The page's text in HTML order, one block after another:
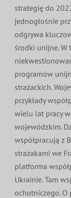
strategię do
jednogłośnie
odgrywa
środki unijne. W
programów
strażackich.
przykłady
wielu lat pracy
wojewódzkim.
współpracują z
strażakami we
platforma
Ukrainie. Tam
ochotniczego. O